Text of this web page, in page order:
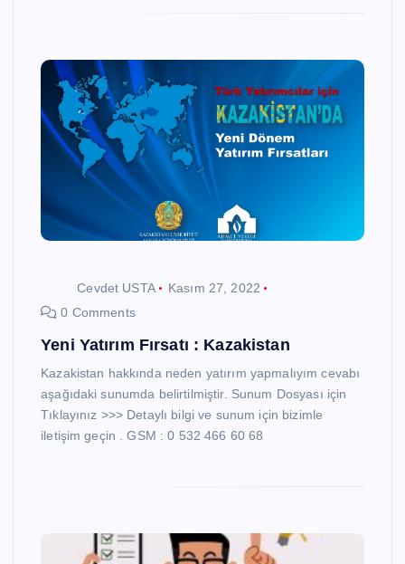
Cevdet USTA
Kasım 27, 2022
0 Comments
Yeni Yatırım Fırsatı : Kazakistan
Kazakistan hakkında neden yatırım yapmalıyım cevabı
aşağıdaki sunumda belirtilmiştir. Sunum Dosyası için
Tıklayınız >>> Detaylı bilgi ve sunum için bizimle
iletişim geçin . GSM : 0 532 466 60 68